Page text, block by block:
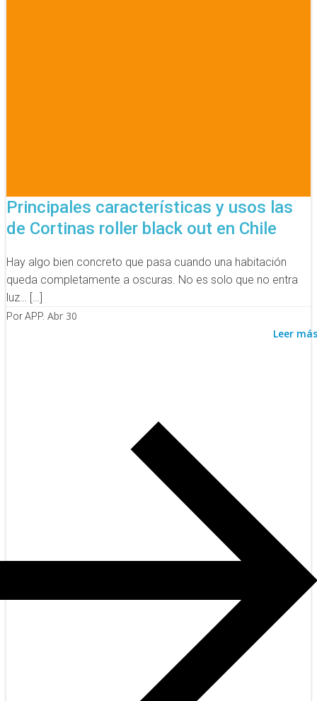
Principales características y usos las
de Cortinas roller black out en Chile
Hay algo bien concreto que pasa cuando una habitación
queda completamente a oscuras. No es solo que no entra
luz… […]
Por APP. Abr 30
Leer más